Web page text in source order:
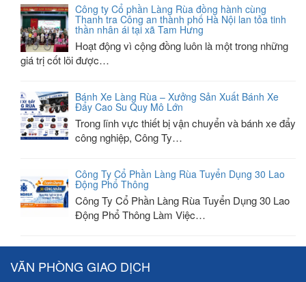
Công ty Cổ phần Làng Rùa đồng hành cùng
Thanh tra Công an thành phố Hà Nội lan tỏa tinh
thần nhân ái tại xã Tam Hưng
Hoạt động vì cộng đồng luôn là một trong những
giá trị cốt lõi được…
Bánh Xe Làng Rùa – Xưởng Sản Xuất Bánh Xe
Đẩy Cao Su Quy Mô Lớn
Trong lĩnh vực thiết bị vận chuyển và bánh xe đẩy
công nghiệp, Công Ty…
Công Ty Cổ Phần Làng Rùa Tuyển Dụng 30 Lao
Động Phổ Thông
Công Ty Cổ Phần Làng Rùa Tuyển Dụng 30 Lao
Động Phổ Thông Làm Việc…
VĂN PHÒNG GIAO DỊCH